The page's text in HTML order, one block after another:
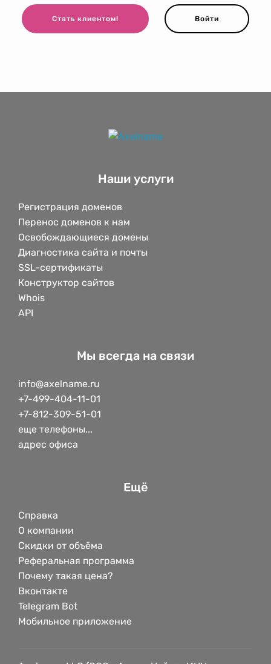
Стать клиентом! Войти
Наши услуги
Регистрация доменов
Перенос доменов к нам
Освобождающиеся домены
Диагностика сайта и почты
SSL-сертификаты
Конструктор сайтов
Whois
API
Мы всегда на связи
info@axelname.ru
+7-499-404-11-01
+7-812-309-51-01
еще телефоны...
адрес офиса
Ещё
Справка
О компании
Скидки от объёма
Реферальная программа
Почему такая цена?
Вконтакте
Telegram Bot
Мобильное приложение